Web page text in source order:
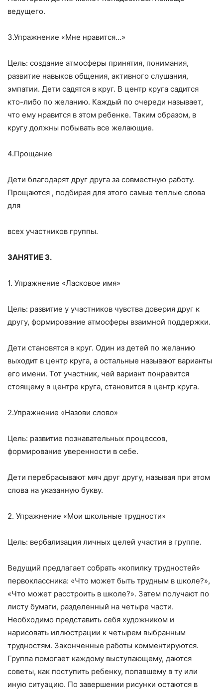
ведущего.
З.Упражнение «Мне нравится…»
Цель: создание атмосферы принятия, понимания,
развитие навыков общения, активного слушания,
эмпатии. Дети садятся в круг. В центр круга садится
кто-либо по желанию. Каждый по очереди называет,
что ему нравится в этом ребенке. Таким образом, в
кругу должны побывать все желающие.
4.Прощание
Дети благодарят друг друга за совместную работу.
Прощаются , подбирая для этого самые теплые слова
для
всех участников группы.
ЗАНЯТИЕ 3.
1. Упражнение «Ласковое имя»
Цель: развитие у участников чувства доверия друг к
другу, формирование атмосферы взаимной поддержки.
Дети становятся в круг. Один из детей по желанию
выходит в центр круга, а остальные называют варианты
его имени. Тот участник, чей вариант понравится
стоящему в центре круга, становится в центр круга.
2.Упражнение «Назови слово»
Цель: развитие познавательных процессов,
формирование уверенности в себе.
Дети перебрасывают мяч друг другу, называя при этом
слова на указанную букву.
2. Упражнение «Мои школьные трудности»
Цель: вербализация личных целей участия в группе.
Ведущий предлагает собрать «копилку трудностей»
первоклассника: «Что может быть трудным в школе?»,
«Что может расстроить в школе?». Затем получают по
листу бумаги, разделенный на четыре части.
Необходимо представить себя художником и
нарисовать иллюстрации к четырем выбранным
трудностям. Законченные работы комментируются.
Группа помогает каждому выступающему, даются
советы, как поступить ребенку, попавшему в ту или
иную ситуацию. По завершении рисунки остаются в